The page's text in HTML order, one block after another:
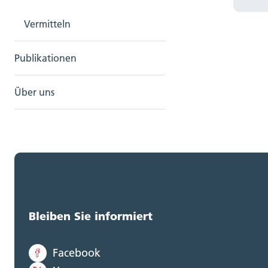
Vermitteln
Publikationen
Über uns
Bleiben Sie informiert
Facebook